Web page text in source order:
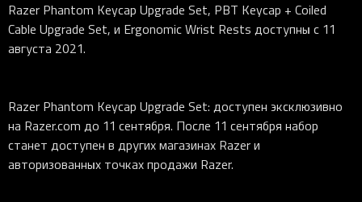
Razer Phantom Keycap Upgrade Set, PBT Keycap + Coiled
Cable Upgrade Set, и Ergonomic Wrist Rests доступны с 11
августа 2021.
Razer Phantom Keycap Upgrade Set: доступен эксклюзивно
на Razer.com до 11 сентября. После 11 сентября набор
станет доступен в других магазинах Razer и
авторизованных точках продажи Razer.